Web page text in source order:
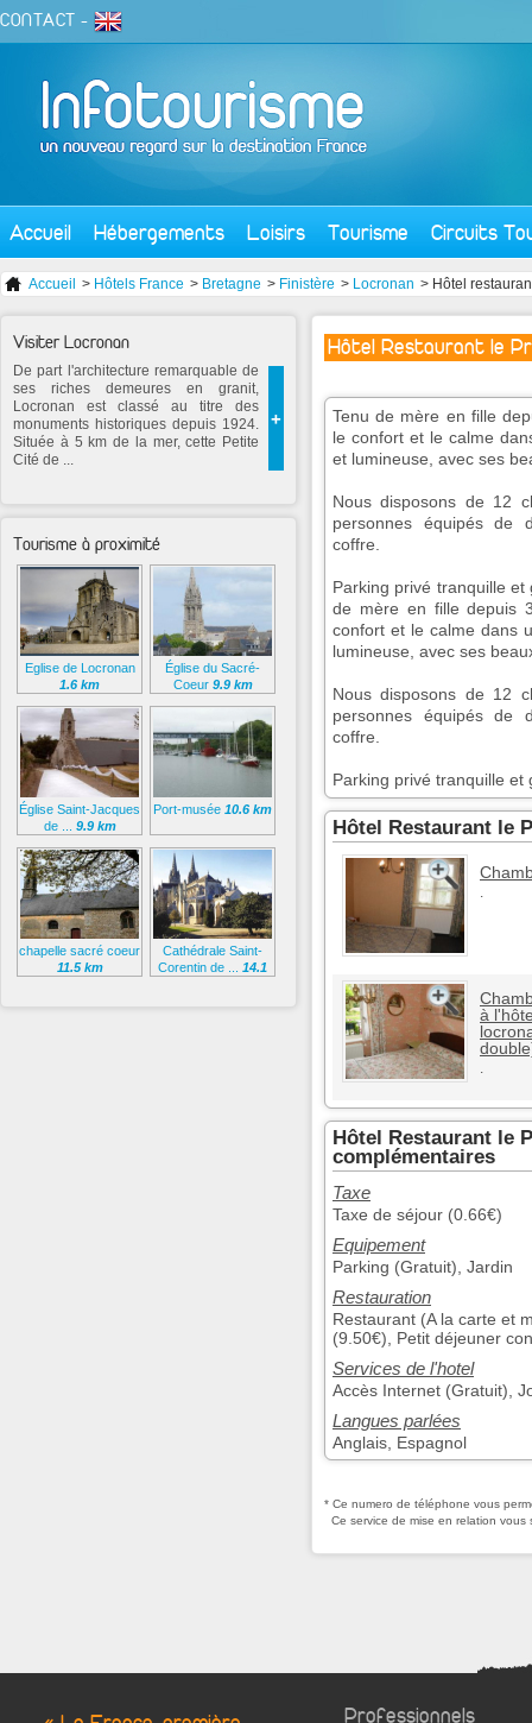
CONTACT -
Accueil Hébergements Loisirs Tourisme Circuits
Accueil > Hôtels France > Bretagne > Finistère > Locronan > Hôtel
Hôtel Restaurant le
Tenu de mère en fille
le confort et le calme
et lumineuse, avec ses
Nous disposons de 12
personnes équipés de
coffre.
Parking privé tranquille
de mère en fille depuis
confort et le calme dans
lumineuse, avec ses
Nous disposons de 12
personnes équipés de
coffre.
Parking privé tranquille
Hôtel Restaurant le
.
à
.
Hôtel Restaurant le
complémentaires
Taxe
Taxe de séjour (0.66€)
Equipement
Parking (Gratuit), Jardin
Restauration
Restaurant (A la carte et
(9.50€), Petit déjeuner
Services de l'hotel
Accès Internet (Gratuit),
Langues parlées
Anglais, Espagnol
* Ce numero de téléphone vous
Ce service de mise en relation
Visiter Locronan
+
De part l'architecture remarquable de
ses riches demeures en granit,
Locronan est classé au titre des
monuments historiques depuis 1924.
Située à 5 km de la mer, cette Petite
Cité de ...
Tourisme à proximité
Eglise de Locronan
1.6 km
Église du Sacré-
Coeur 9.9 km
Église Saint-Jacques
de ... 9.9 km
Port-musée 10.6 km
chapelle sacré coeur
11.5 km
Cathédrale Saint-
Corentin de ... 14.1
Professionnels